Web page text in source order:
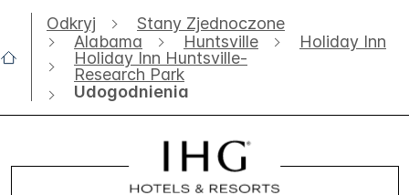
Odkryj
Stany Zjednoczone
Alabama
Huntsville
Holiday Inn
Holiday Inn Huntsville-
Research Park
Udogodnienia